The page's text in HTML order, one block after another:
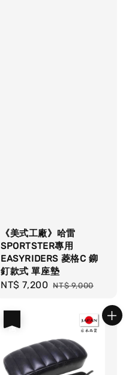
《美式工廠》哈雷
SPORTSTER專用
EASYRIDERS 菱格C 鉚
釘款式 單座墊
Sale
NT$ 7,200 Regular
NT$ 9,000